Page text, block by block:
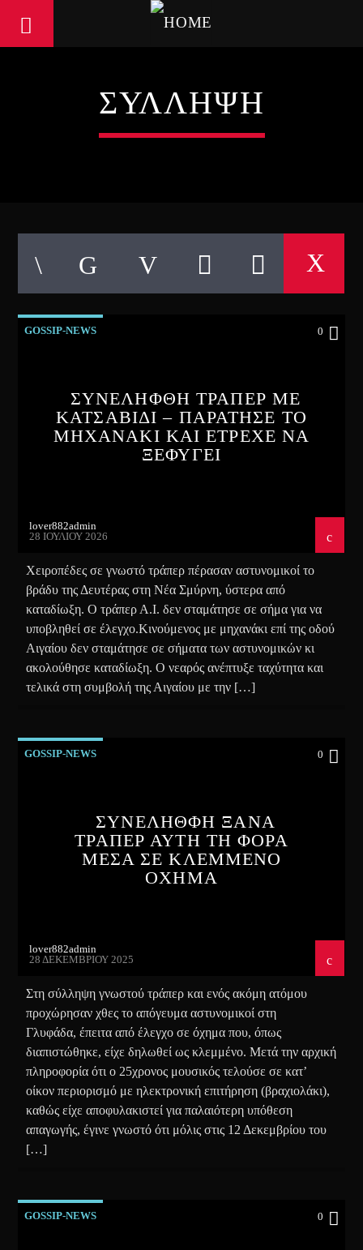
ΣΥΛΛΗΨΗ
GOSSIP-NEWS 0
ΣΥΝΕΛΗΦΘΗ ΤΡΑΠΕΡ ΜΕ
ΚΑΤΣΑΒΙΔΙ – ΠΑΡΑΤΗΣΕ ΤΟ
ΜΗΧΑΝΑΚΙ ΚΑΙ ΕΤΡΕΧΕ ΝΑ
ΞΕΦΥΓΕΙ
lover882admin
28 ΙΟΥΛΊΟΥ 2026
Χειροπέδες σε γνωστό τράπερ πέρασαν αστυνομικοί το
βράδυ της Δευτέρας στη Νέα Σμύρνη, ύστερα από
καταδίωξη. Ο τράπερ Α.Ι. δεν σταμάτησε σε σήμα για να
υποβληθεί σε έλεγχο.Κινούμενος με μηχανάκι επί της οδού
Αιγαίου δεν σταμάτησε σε σήματα των αστυνομικών κι
ακολούθησε καταδίωξη. Ο νεαρός ανέπτυξε ταχύτητα και
τελικά στη συμβολή της Αιγαίου με την […]
GOSSIP-NEWS 0
ΣΥΝΕΛΗΘΦΗ ΞΑΝΑ
ΤΡΑΠΕΡ ΑΥΤΗ ΤΗ ΦΟΡΑ
ΜΕΣΑ ΣΕ ΚΛΕΜΜΕΝΟ
ΟΧΗΜΑ
lover882admin
28 ΔΕΚΕΜΒΡΊΟΥ 2025
Στη σύλληψη γνωστού τράπερ και ενός ακόμη ατόμου
προχώρησαν χθες το απόγευμα αστυνομικοί στη
Γλυφάδα, έπειτα από έλεγχο σε όχημα που, όπως
διαπιστώθηκε, είχε δηλωθεί ως κλεμμένο. Μετά την αρχική
πληροφορία ότι ο 25χρονος μουσικός τελούσε σε κατ’
οίκον περιορισμό με ηλεκτρονική επιτήρηση (βραχιολάκι),
καθώς είχε αποφυλακιστεί για παλαιότερη υπόθεση
απαγωγής, έγινε γνωστό ότι μόλις στις 12 Δεκεμβρίου του
[…]
GOSSIP-NEWS 0